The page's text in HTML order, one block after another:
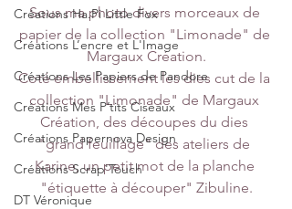
Créations Ha.Pi Little Fox
Créations L’encre et L'Image
Créations Les Papiers de Pandore
Créations Mes P’tits Ciseaux
Créations Papernova Design
Créations Scrap'Touch
DT Véronique
Sous ma photo divers morceaux de
papier de la collection "Limonade" de
Margaux Création.
Coté embellissement les dies cut de la
collection "Limonade" de Margaux
Création, des découpes du dies
"grand feuillage" des ateliers de
Karine, un petit mot de la planche
"étiquette à découper" Zibuline.